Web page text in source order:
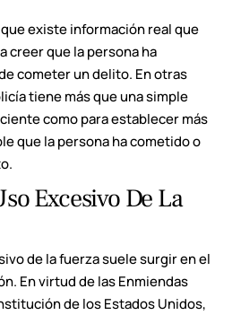
existe información real que
creer que la persona ha
cometer un delito. En otras
tiene más que una simple
como para establecer más
que la persona ha cometido o
Excesivo De La
de la fuerza suele surgir en el
En virtud de las Enmiendas
de los Estados Unidos,